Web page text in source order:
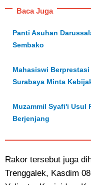
Baca Juga
Panti Asuhan
Sembako
Mahasiswi
Surabaya Minta
Muzammil Syafi'i Usul
Berjenjang
Rakor tersebut juga
Trenggalek, Kasdim